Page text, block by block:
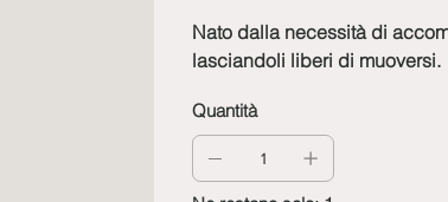
Nato dalla necessità di
lasciandoli liberi di muoversi.
Quantità